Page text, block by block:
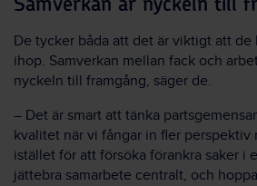
Samverkan är nyckeln till
De tycker båda att det är viktigt att
ihop. Samverkan mellan fack och
nyckeln till framgång, säger de.
– Det är smart att tänka
kvalitet när vi fångar in fler perspektiv
istället för att försöka förankra saker i
jättebra samarbete centralt, och